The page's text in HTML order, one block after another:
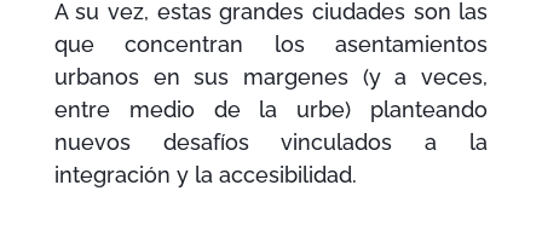
A su vez, estas grandes ciudades son las
que concentran los asentamientos
urbanos en sus margenes (y a veces,
entre medio de la urbe) planteando
nuevos desafíos vinculados a la
integración y la accesibilidad.